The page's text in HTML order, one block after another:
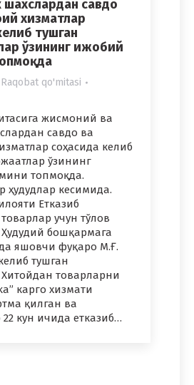
савдо
хизматлар
тушган
ўзининг ижобий
Raqobat qo'mitasi
жисмоний ва
савдо ва
соҳасида келиб
ўзининг
топмоқда.
ҳудудлар кесимида.
Етказиб
учун тўлов
бошқармага
яшовчи фуқаро М.Ғ.
тушган
товарларни
карго хизмати
қилган ва
22 кун ичида етказиб…